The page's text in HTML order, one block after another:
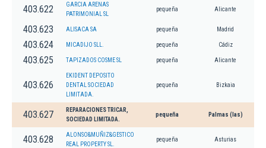
403.622
GARCIA ARENAS
PATRIMONIAL SL
pequeña Alicante
403.623 ALISACA SA pequeña Madrid
403.624 MICADIJO SLL. pequeña Cádiz
403.625 TAPIZADOS COSME SL pequeña Alicante
403.626
EKIDENT DEPOSITO
DENTAL SOCIEDAD
LIMITADA.
pequeña Bizkaia
403.627
REPARACIONES TRICAR,
SOCIEDAD LIMITADA.
pequeña Palmas (las)
403.628
ALONSO&MUÑIZ&GESTICO
REAL PROPERTY SL.
pequeña Asturias